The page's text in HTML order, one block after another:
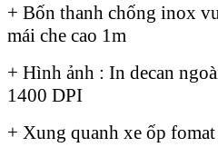
+ Bốn thanh chống inox
mái che cao 1m
+ Hình ảnh : In decan
1400 DPI
+ Xung quanh xe ốp